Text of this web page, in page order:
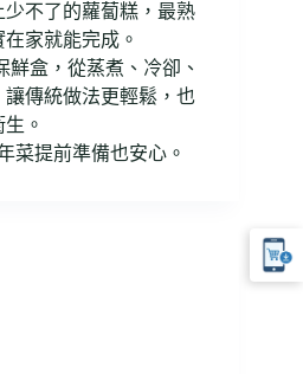
不了的蘿蔔糕，最熟
家就能完成。
鮮盒，從蒸煮、冷卻、
傳統做法更輕鬆，也
生。
菜提前準備也安心。